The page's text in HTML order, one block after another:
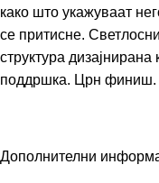
како што укажуваат
се притисне.
структура
поддршка. Црн финиш.
Дополнителни